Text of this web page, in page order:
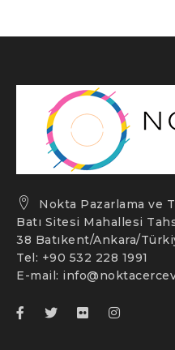
Nokta Pazarlama ve
Batı Sitesi Mahallesi
38 Batıkent/Ankara/
Tel: +90 532 228 1991
E-mail: